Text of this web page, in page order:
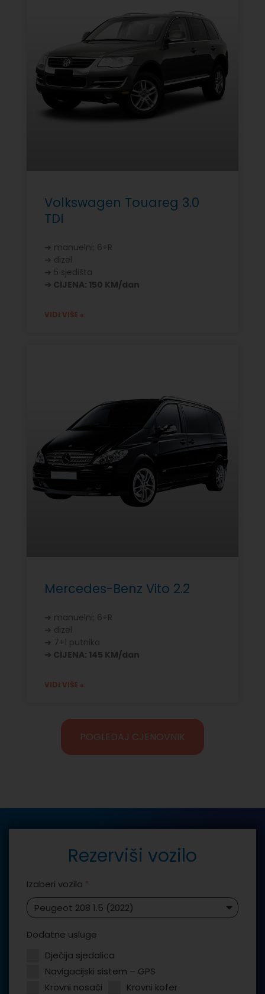
Volkswagen Touareg 3.0
TDI
➔ manuelni; 6+R
➔ dizel
➔ 5 sjedišta
➔ CIJENA: 150 KM/dan
VIDI VIŠE »
Mercedes-Benz Vito 2.2
➔ manuelni; 6+R
➔ dizel
➔ 7+1 putnika
➔ CIJENA: 145 KM/dan
VIDI VIŠE »
POGLEDAJ CJENOVNIK
Rezerviši vozilo
Izaberi vozilo
Dodatne usluge
Dječija sjedalica
Navigacijski sistem – GPS
Krovni nosači
Krovni kofer